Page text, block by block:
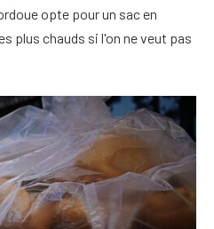
opte pour un sac en
plus chauds si l'on ne veut pas